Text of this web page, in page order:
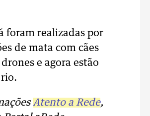
foram realizadas por
de mata com cães
e agora estão
Atento a Rede,